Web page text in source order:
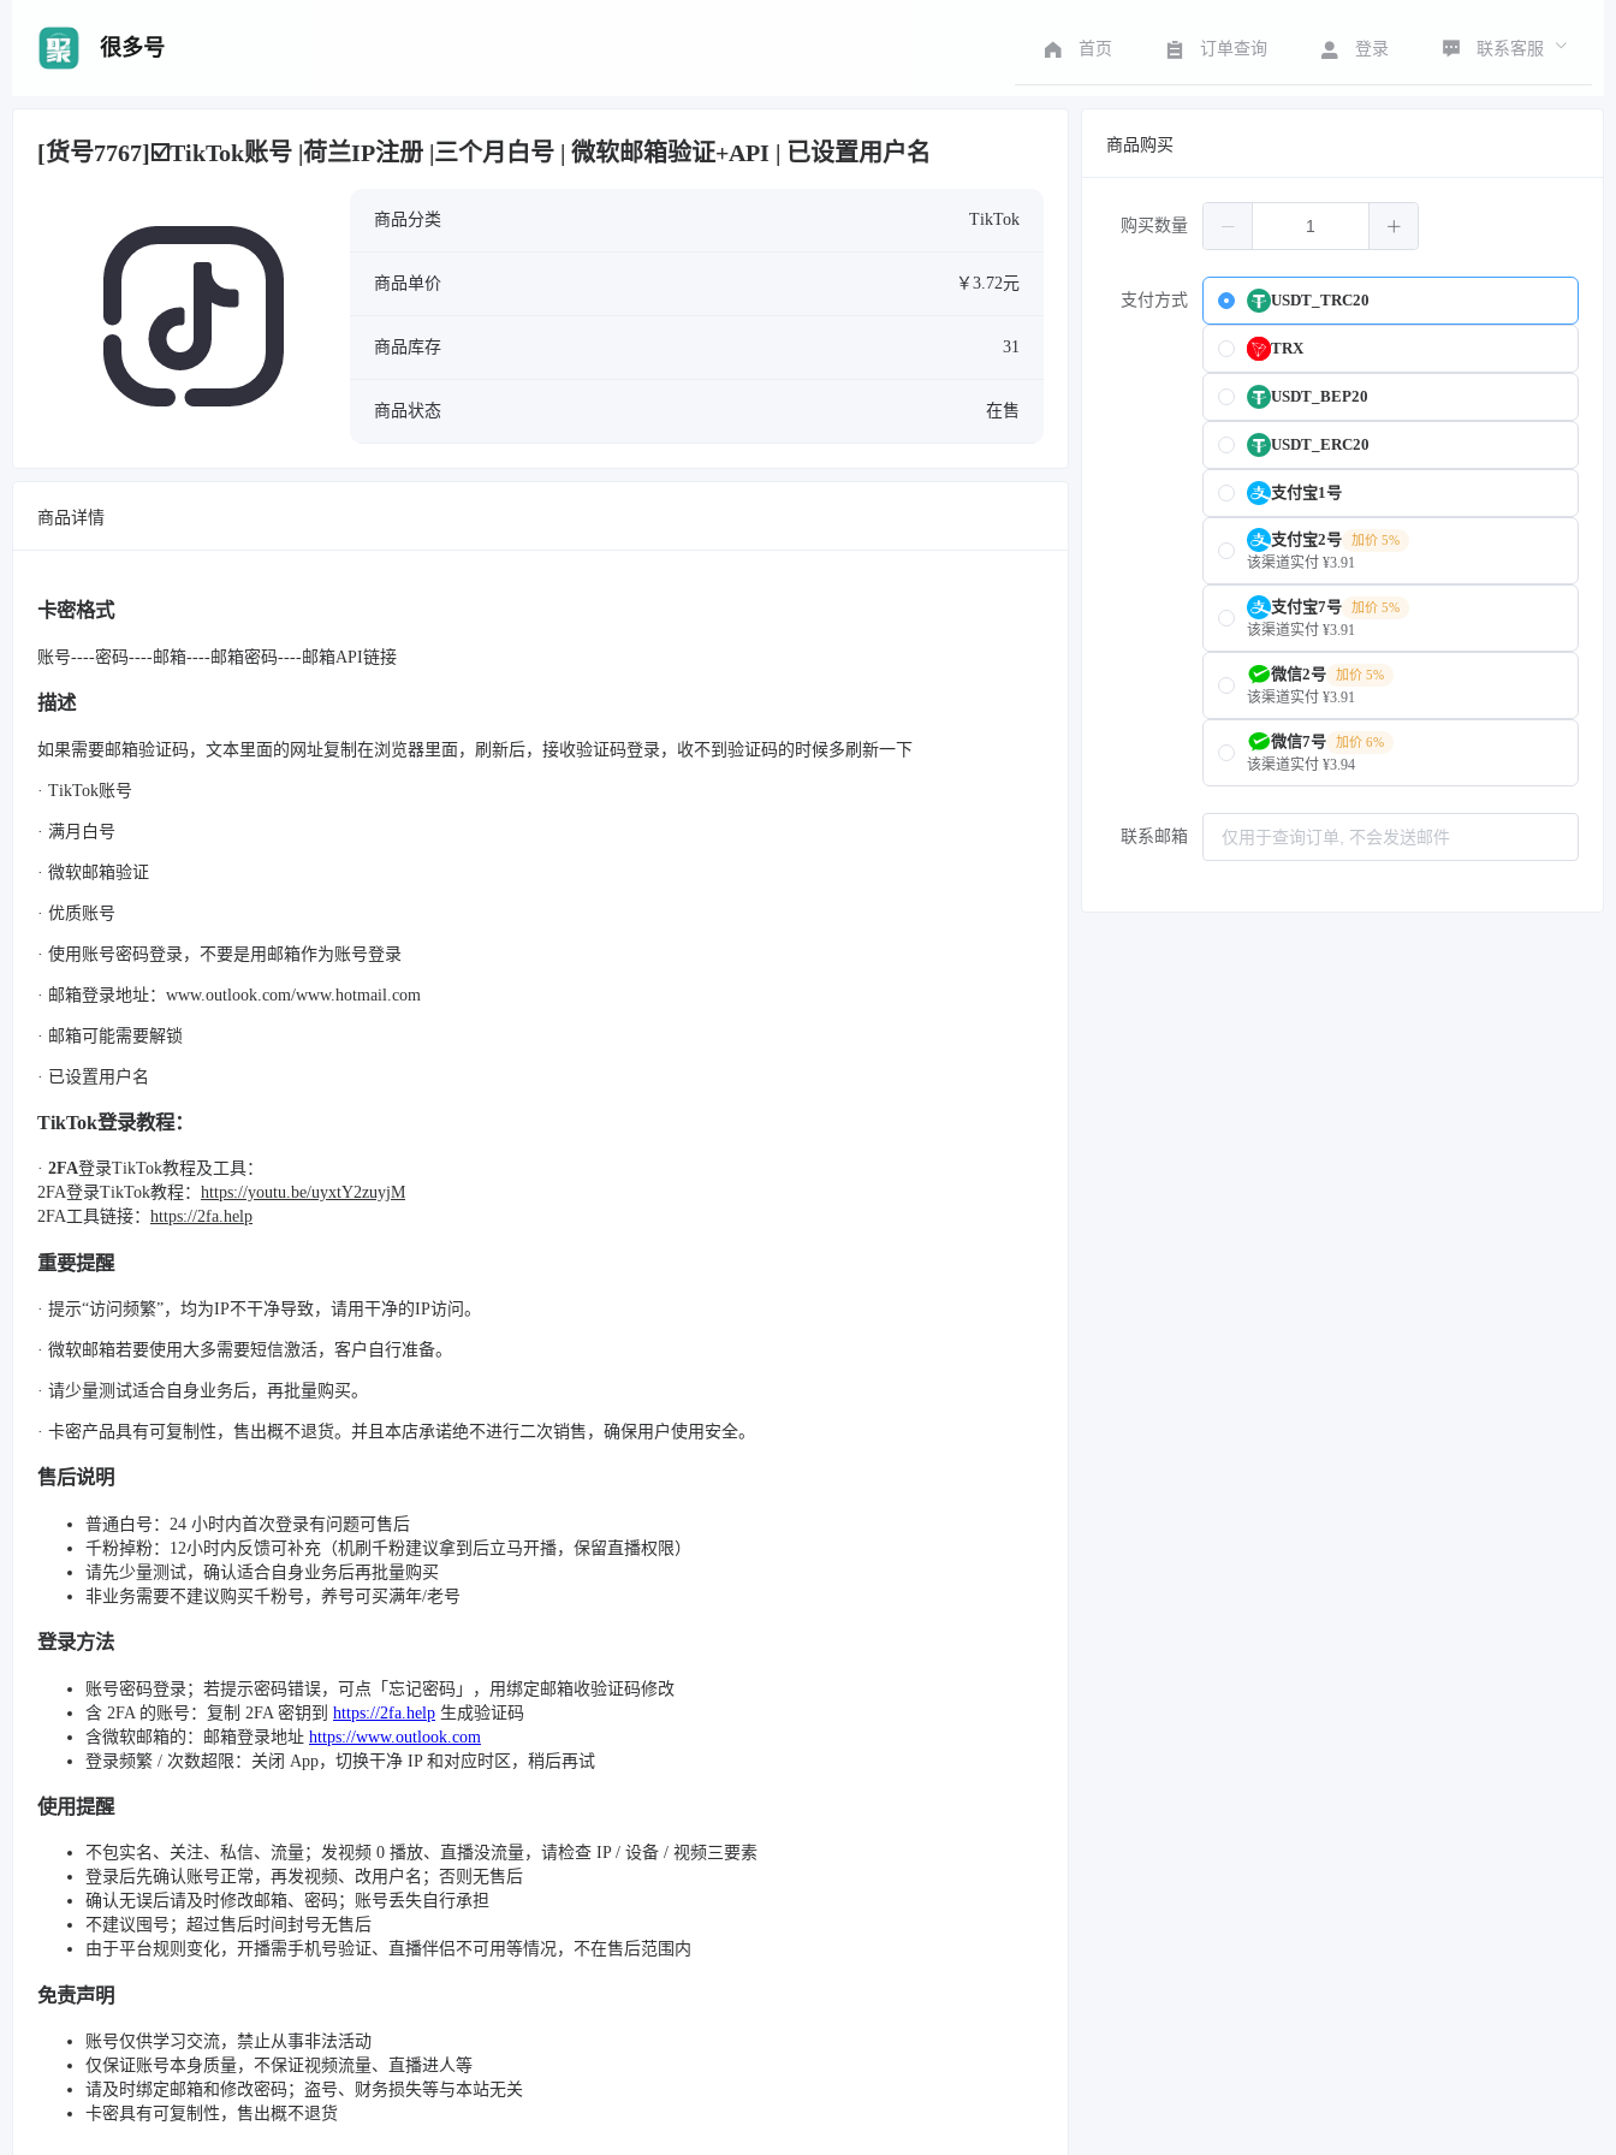
很多号 首页 订单查询 登录 联系客服
[货号7767]☑️TikTok账号 |荷兰IP注册 |三个月白号 | 微软邮箱验证+API | 已设置用户名
商品分类 TikTok
商品单价 ￥3.72元
商品库存 31
商品状态 在售
商品详情
卡密格式
账号----密码----邮箱----邮箱密码----邮箱API链接
描述
如果需要邮箱验证码，文本里面的网址复制在浏览器里面，刷新后，接收验证码登录，收不到验证码的时候多刷新一下
· TikTok账号
· 满月白号
· 微软邮箱验证
· 优质账号
· 使用账号密码登录，不要是用邮箱作为账号登录
· 邮箱登录地址：www.outlook.com/www.hotmail.com
· 邮箱可能需要解锁
· 已设置用户名
TikTok登录教程：
· 2FA登录TikTok教程及工具：
2FA登录TikTok教程： https://youtu.be/uyxtY2zuyjM
2FA工具链接： https://2fa.help
重要提醒
· 提示“访问频繁”，均为IP不干净导致，请用干净的IP访问。
· 微软邮箱若要使用大多需要短信激活，客户自行准备。
· 请少量测试适合自身业务后，再批量购买。
· 卡密产品具有可复制性，售出概不退货。并且本店承诺绝不进行二次销售，确保用户使用安全。
售后说明
普通白号：24 小时内首次登录有问题可售后
千粉掉粉：12小时内反馈可补充（机刷千粉建议拿到后立马开播，保留直播权限）
请先少量测试，确认适合自身业务后再批量购买
非业务需要不建议购买千粉号，养号可买满年/老号
登录方法
账号密码登录；若提示密码错误，可点「忘记密码」，用绑定邮箱收验证码修改
含 2FA 的账号：复制 2FA 密钥到 https://2fa.help 生成验证码
含微软邮箱的：邮箱登录地址 https://www.outlook.com
登录频繁 / 次数超限：关闭 App，切换干净 IP 和对应时区，稍后再试
使用提醒
不包实名、关注、私信、流量；发视频 0 播放、直播没流量，请检查 IP / 设备 / 视频三要素
登录后先确认账号正常，再发视频、改用户名；否则无售后
确认无误后请及时修改邮箱、密码；账号丢失自行承担
不建议囤号；超过售后时间封号无售后
由于平台规则变化，开播需手机号验证、直播伴侣不可用等情况，不在售后范围内
免责声明
账号仅供学习交流，禁止从事非法活动
仅保证账号本身质量，不保证视频流量、直播进人等
请及时绑定邮箱和修改密码；盗号、财务损失等与本站无关
卡密具有可复制性，售出概不退货
商品购买
购买数量
支付方式 USDT_TRC20
TRX
USDT_BEP20
USDT_ERC20
支付宝1号
支付宝2号 加价 5%
该渠道实付 ¥3.91
支付宝7号 加价 5%
该渠道实付 ¥3.91
微信2号 加价 5%
该渠道实付 ¥3.91
微信7号 加价 6%
该渠道实付 ¥3.94
联系邮箱